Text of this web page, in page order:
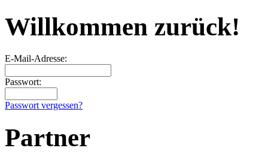
Willkommen zurück!
E-Mail-Adresse:
Passwort:
Passwort vergessen?
Partner